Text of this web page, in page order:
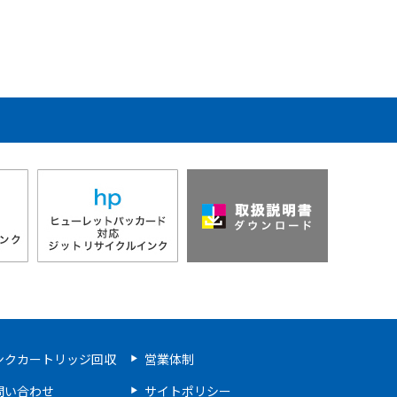
クカートリッジ回収
営業体制
い合わせ
サイトポリシー